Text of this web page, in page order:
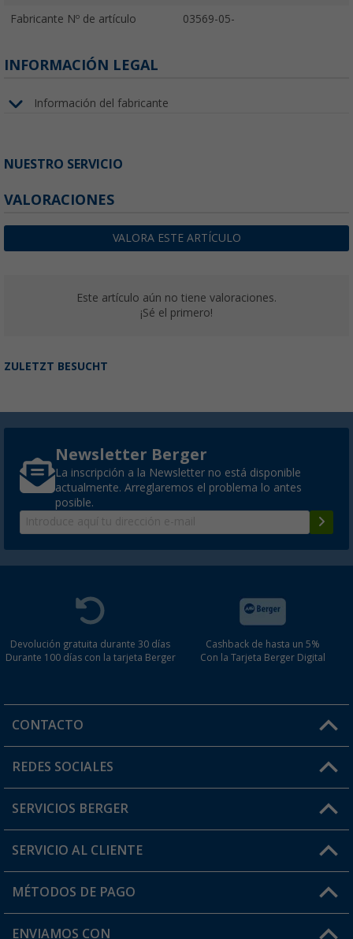
Fabricante Nº de artículo 03569-05-
INFORMACIÓN LEGAL
Información del fabricante
NUESTRO SERVICIO
VALORACIONES
VALORA ESTE ARTÍCULO
Este artículo aún no tiene valoraciones.
¡Sé el primero!
ZULETZT BESUCHT
Newsletter Berger
La inscripción a la Newsletter no está disponible
actualmente. Arreglaremos el problema lo antes
posible.
Devolución gratuita durante 30 días
Durante 100 días con la tarjeta Berger
Cashback de hasta un 5%
Con la Tarjeta Berger Digital
CONTACTO
Horario de atención al cliente:
¿Tienes alguna duda?
REDES SOCIALES
SERVICIOS BERGER
Conviértete en distribuidor
Mi cuenta
SERVICIO AL CLIENTE
FAQ y Contacto
Información de envío
MÉTODOS DE PAGO
ENVIAMOS CON